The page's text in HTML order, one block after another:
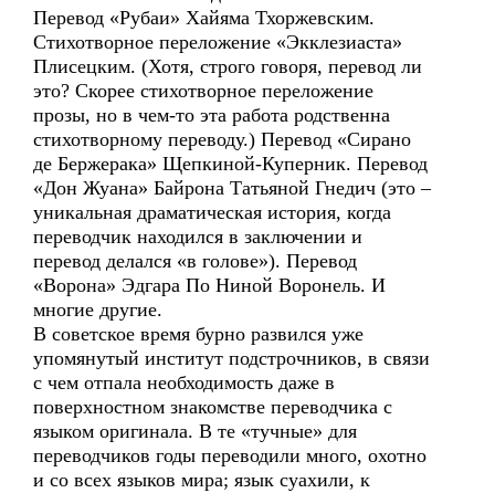
Перевод «Рубаи» Хайяма Тхоржевским.
Стихотворное переложение «Экклезиаста»
Плисецким. (Хотя, строго говоря, перевод ли
это? Скорее стихотворное переложение
прозы, но в чем-то эта работа родственна
стихотворному переводу.) Перевод «Сирано
де Бержерака» Щепкиной-Куперник. Перевод
«Дон Жуана» Байрона Татьяной Гнедич (это –
уникальная драматическая история, когда
переводчик находился в заключении и
перевод делался «в голове»). Перевод
«Ворона» Эдгара По Ниной Воронель. И
многие другие.
В советское время бурно развился уже
упомянутый институт подстрочников, в связи
с чем отпала необходимость даже в
поверхностном знакомстве переводчика с
языком оригинала. В те «тучные» для
переводчиков годы переводили много, охотно
и со всех языков мира; язык суахили, к